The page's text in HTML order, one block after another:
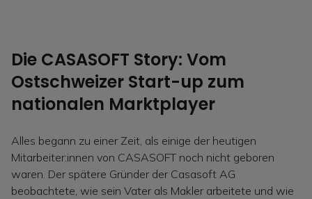
Die CASASOFT Story: Vom
Ostschweizer Start-up zum
nationalen Marktplayer
Alles begann zu einer Zeit, als einige der heutigen
Mitarbeiter:innen von CASASOFT noch nicht geboren
waren. Der spätere Gründer der Casasoft AG
beobachtete, wie sein Vater als Makler arbeitete und wie